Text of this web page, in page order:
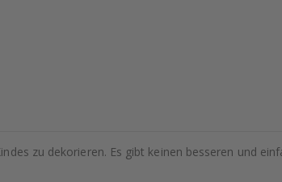
zu dekorieren. Es gibt keinen besseren und